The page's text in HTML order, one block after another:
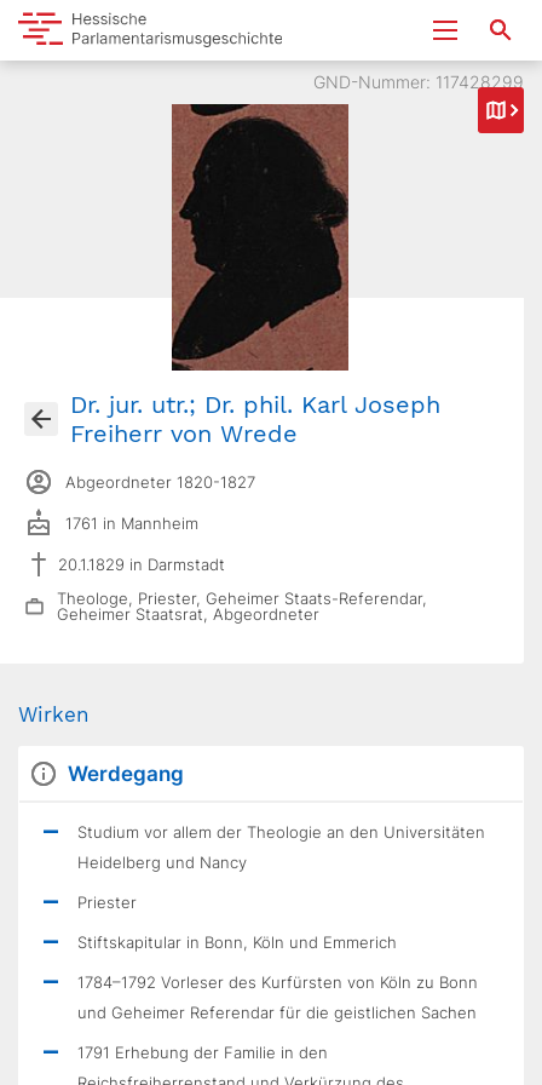
GND-Nummer: 117428299
Dr. jur. utr.; Dr. phil. Karl Joseph
Freiherr von Wrede
Abgeordneter 1820-1827
1761 in Mannheim
20.1.1829 in Darmstadt
Theologe, Priester, Geheimer Staats-Referendar,
Geheimer Staatsrat, Abgeordneter
Wirken
Werdegang
Studium vor allem der Theologie an den Universitäten
Heidelberg und Nancy
Priester
Stiftskapitular in Bonn, Köln und Emmerich
1784–1792 Vorleser des Kurfürsten von Köln zu Bonn
und Geheimer Referendar für die geistlichen Sachen
1791 Erhebung der Familie in den